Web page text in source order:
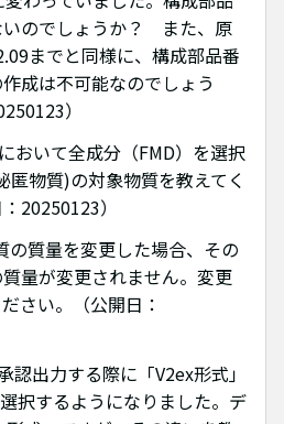
いのでしょうか？ また、原
までと同様に、構成部品番
成は不可能なのでしょう
）
おいて全成分（FMD）を選択
匿物質)の対象物質を教えてく
20250123）
質量を変更した場合、その
量が変更されません。変更
さい。（公開日：
出力する際に「V2ex形式」
択するようになりました。デ